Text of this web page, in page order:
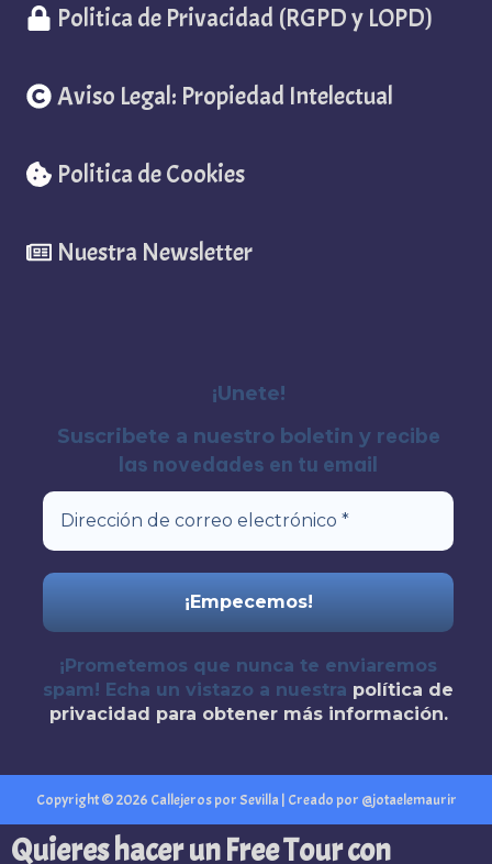
Politica de Privacidad (RGPD y LOPD)
Aviso Legal: Propiedad Intelectual
Politica de Cookies
Nuestra Newsletter
¡Unete!
Suscribete a nuestro boletin y recibe
las novedades en tu email
¡Prometemos que nunca te enviaremos
spam! Echa un vistazo a nuestra política de
privacidad para obtener más información.
Copyright © 2026 Callejeros por Sevilla | Creado por @jotaelemaurir
Quieres hacer un Free Tour con